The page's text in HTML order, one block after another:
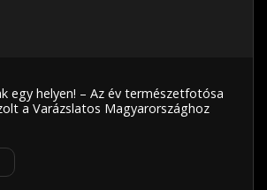
egy helyen! – Az év természetfotósa
a Varázslatos Magyarországhoz